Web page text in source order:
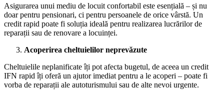
Asigurarea unui mediu de locuit confortabil este esențială – și nu
doar pentru pensionari, ci pentru persoanele de orice vârstă. Un
credit rapid poate fi soluția ideală pentru realizarea lucrărilor de
reparații sau de renovare a locuinței.
Acoperirea cheltuielilor neprevăzute
Cheltuielile neplanificate îți pot afecta bugetul, de aceea un credit
IFN rapid îți oferă un ajutor imediat pentru a le acoperi – poate fi
vorba de reparații ale autoturismului sau de alte nevoi urgente.